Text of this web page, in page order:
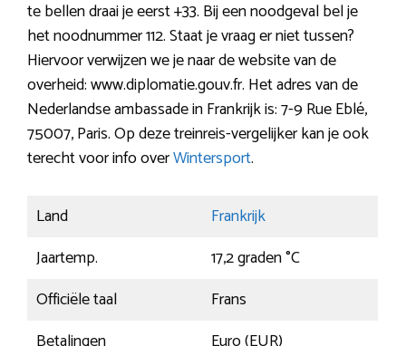
te bellen draai je eerst +33. Bij een noodgeval bel je
het noodnummer 112. Staat je vraag er niet tussen?
Hiervoor verwijzen we je naar de website van de
overheid: www.diplomatie.gouv.fr. Het adres van de
Nederlandse ambassade in Frankrijk is: 7-9 Rue Eblé,
75007, Paris. Op deze treinreis-vergelijker kan je ook
terecht voor info overWintersport.
Land
Frankrijk
Jaartemp.
17,2 graden °C
Officiële taal
Frans